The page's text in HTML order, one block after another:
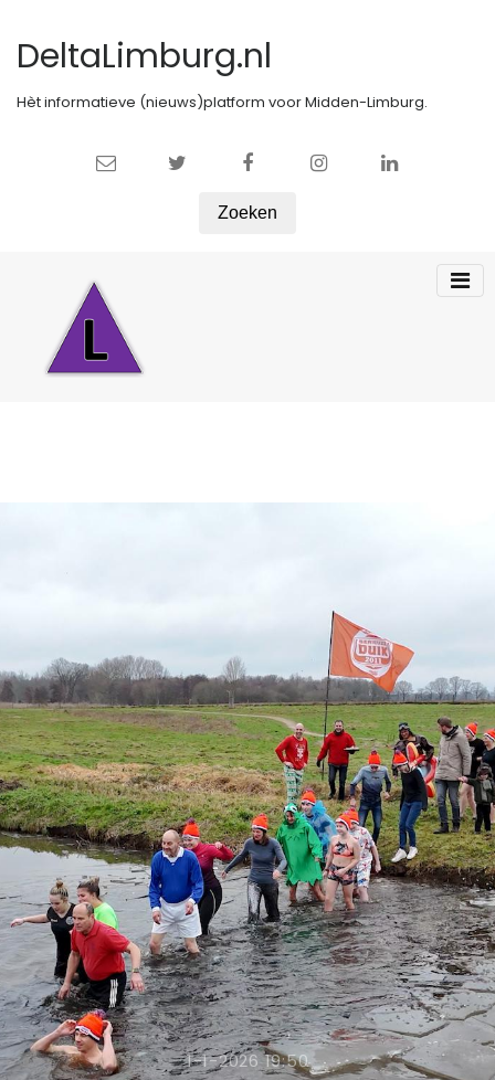
DeltaLimburg.nl
Hèt informatieve (nieuws)platform voor Midden-Limburg.
Zoeken
1-1-2026 19:50